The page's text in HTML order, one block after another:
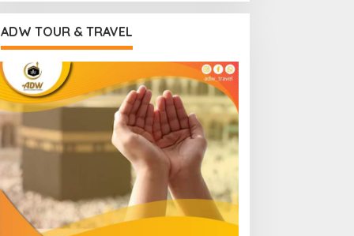
ADW TOUR & TRAVEL